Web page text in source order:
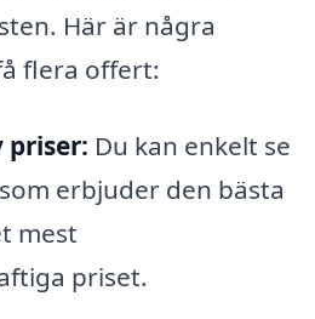
Här är några
flera offert:
priser: Du kan enkelt se
erbjuder den bästa
mest
priset.